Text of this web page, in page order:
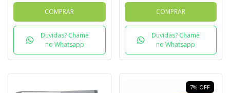
COMPRAR
Duvidas? Chame
no Whatsapp
COMPRAR
Duvidas? Chame
no Whatsapp
7% OFF